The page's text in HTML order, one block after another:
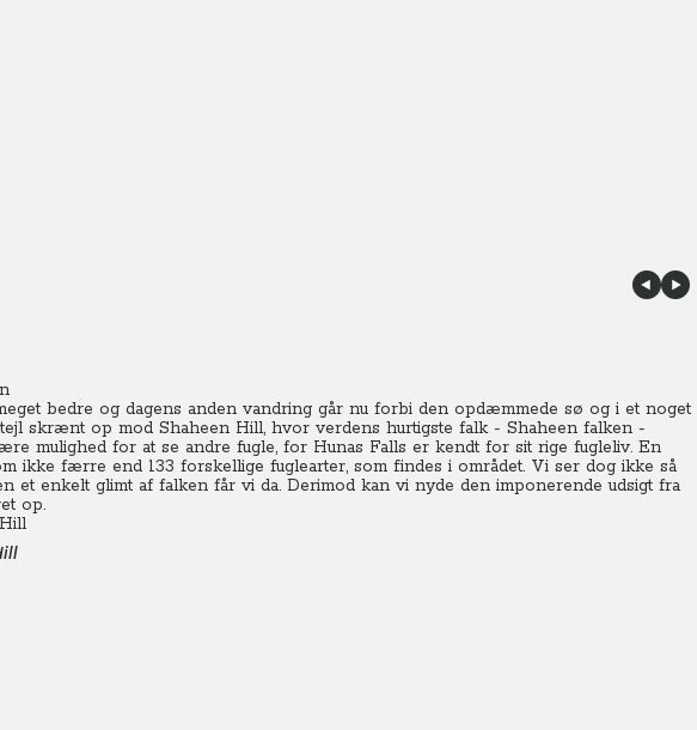
bedre og dagens anden vandring går nu forbi den opdæmmede sø og i et noget
skrænt op mod Shaheen Hill, hvor verdens hurtigste falk - Shaheen falken -
mulighed for at se andre fugle, for Hunas Falls er kendt for sit rige fugleliv. En
ikke færre end 133 forskellige fuglearter, som findes i området. Vi ser dog ikke så
et enkelt glimt af falken får vi da. Derimod kan vi nyde den imponerende udsigt fra
op.